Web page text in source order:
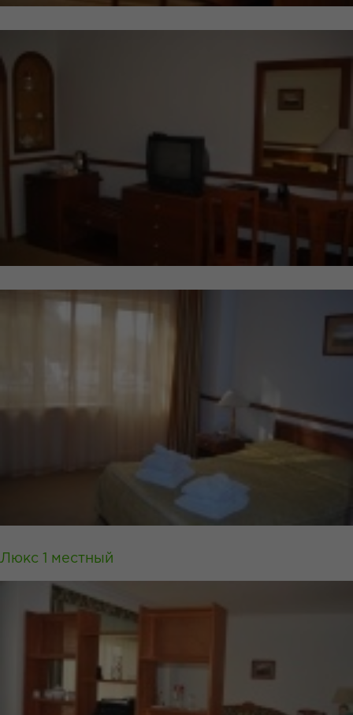
Люкс 1 местный